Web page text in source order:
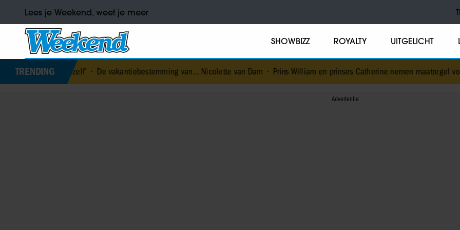
Lees je Weekend, weet je meer
SHOWBIZZ ROYALTY UITGELICHT
TRENDING
mezelf’ •De vakantiebestemming van… Nicolette van Dam•Prins William en prinses Catherine nemen maatregel voor toekomstig